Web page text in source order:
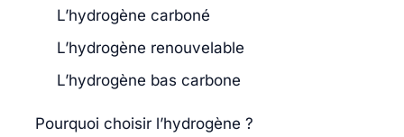
L’hydrogène carboné
L’hydrogène renouvelable
L’hydrogène bas carbone
Pourquoi choisir l’hydrogène ?